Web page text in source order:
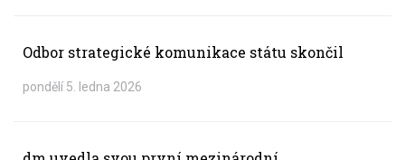
Odbor strategické komunikace státu skončil
pondělí 5. ledna 2026